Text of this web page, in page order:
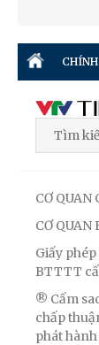
CƠ QUAN
CƠ QUAN
Giấy
BTTTT
® Cấm
chấp
phát